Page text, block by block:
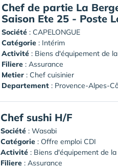
Chef de partie La
Saison Ete 25 - Poste
Société : CAPELONGUE
Catégorie : Intérim
Activité : Biens d'équipement de
Filiere : Assurance
Metier : Chef cuisinier
Departement : Provence-Alpes-
Chef sushi H/F
Société : Wasabi
Catégorie : Offre emploi CDI
Activité : Biens d'équipement de
Filiere : Assurance